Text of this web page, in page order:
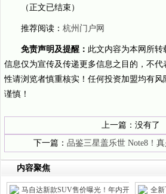
（正文已结束）
推荐阅读： 杭州门户网
免责声明及提醒： 此文内容为本网所
信息仅为宣传及传递更多信息之目的，不
性请浏览者慎重核实！任何投资加盟均有
谨慎！
上一篇：没有了
下一篇： 品鉴三星盖乐世 Note8！
内容聚焦